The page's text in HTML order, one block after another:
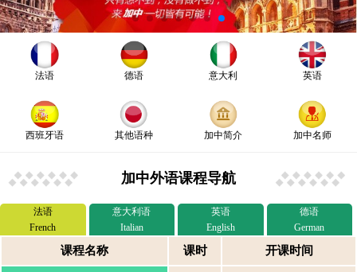
法语 德语 意大利 英语
西班牙语 其他语种 加中简介 加中名师
加中外语课程导航
法语
French
意大利语
Italian
英语
English
德语
German
课程名称 课时 开课时间